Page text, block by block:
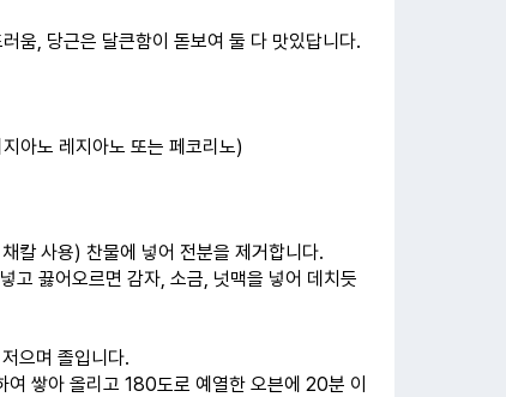
움, 당근은 달큰함이 돋보여 둘 다 맛있답니다.
아노 레지아노 또는 페코리노)
칼 사용) 찬물에 넣어 전분을 제거합니다.
고 끓어오르면 감자, 소금, 넛맥을 넣어 데치듯
으며 졸입니다.
쌓아 올리고 180도로 예열한 오븐에 20분 이